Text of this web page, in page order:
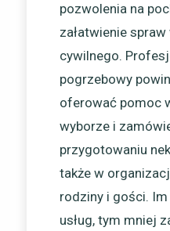
pozwolenia na
załatwienie
cywilnego.
pogrzebowy
oferować pomoc
wyborze i
przygotowaniu
także w
rodziny i gości.
usług, tym mniej